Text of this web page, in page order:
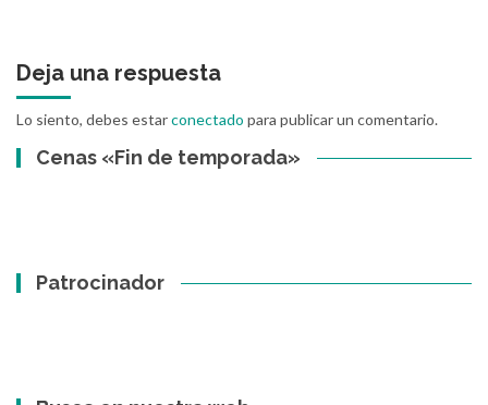
Deja una respuesta
Lo siento, debes estarconectado para publicar un comentario.
Cenas «Fin de temporada»
Patrocinador